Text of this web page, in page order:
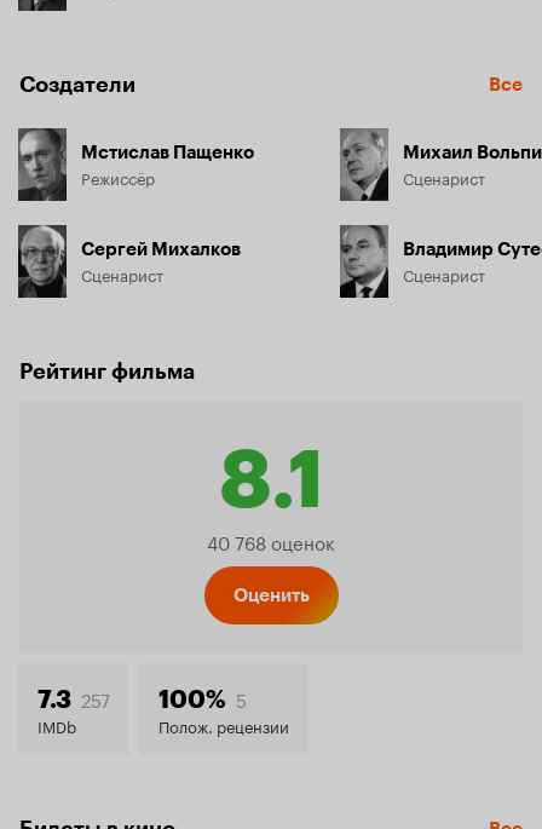
Создатели Все
Мстислав Пащенко
Режиссёр
Сергей Михалков
Сценарист
Михаил
Сценарист
Владимир
Сценарист
Рейтинг фильма
8.1
Рейтинг
8.1
40 768 оценок
Оценить
7.3 257
IMDb
100% 5
Полож. рецензии